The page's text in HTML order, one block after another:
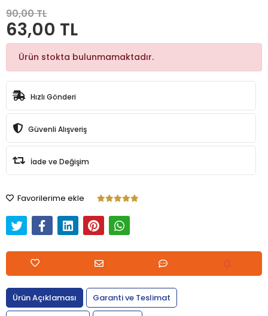
90,00 TL
63,00 TL
Ürün stokta bulunmamaktadır.
Hızlı Gönderi
Güvenli Alışveriş
İade ve Değişim
Favorilerime ekle
Ürün Açıklaması
Garanti ve Teslimat